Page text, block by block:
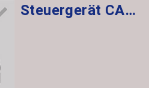
Steuergerät CAS CAS3